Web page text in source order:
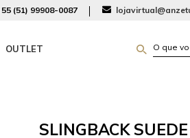
55 (51) 99908-0087
OUTLET
SLINGBACK